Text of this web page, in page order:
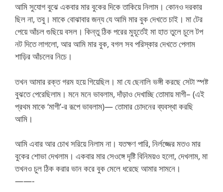
আমি সুযোগ বুঝে একবার মার বুকের দিকে তাকিয়ে নিলাম। কোনও দরকার
ছিল না, তবু। মাকে বোঝাবার জন্য যে আমি মার বুক দেখতে চাই। মা টের
পেয়ে আঁচল গুছিয়ে বসল। কিন্তু ঠিক পরের মুহূর্তেই মা হাত তুলে চুলে টপ
নট দিতে লাগলো, আর আমি মার বুক, বগল সব পরিস্কার দেখতে পেলাম
শাড়ির আঁচলের নিচে।
তখন আমার রক্ত গরম হয়ে গিয়েছিল। মা যে ছেনালি ভঙ্গী করছে সেটা স্পষ্ট
বুঝতে পেরেছিলাম। মনে মনে ভাবলাম, দাঁড়াও দেখাচ্ছি তোমায় মাগী– (এই
প্রথম মাকে ‘মাগী’-র রূপে ভাবলাম)— তোমার চোদনের ব্যবস্থা করছি
আমি।
আমি এবার আর চোখ সরিয়ে নিলাম না। যতক্ষণ পারি, নির্লজ্জের মতও মার
বুকের শোভা দেখলাম। একবার মার সেওঙ্গে দৃষ্টি বিনিময়ও হলো, দেখলাম, মা
তখনও চুল ঠিক করার ভান করে বুক মেলে ধরেছে আমার সামনে।
——-